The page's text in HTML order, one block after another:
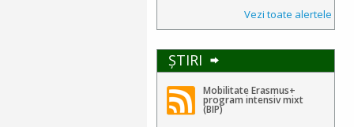
Vezi toate alertele
ŞTIRI
Mobilitate Erasmus+
program intensiv mixt
(BIP)